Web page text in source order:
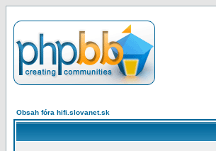
Obsah fóra hifi.slovanet.sk